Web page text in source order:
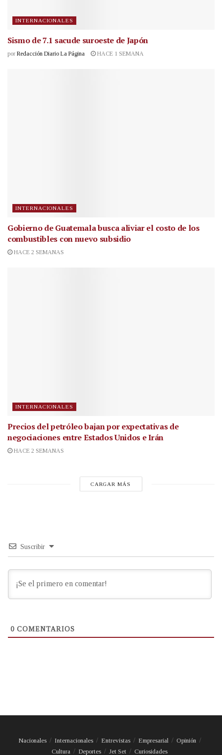
INTERNACIONALES
Sismo de 7.1 sacude suroeste de Japón
por Redacción Diario La Página HACE 1 SEMANA
INTERNACIONALES
Gobierno de Guatemala busca aliviar el costo de los
combustibles con nuevo subsidio
HACE 2 SEMANAS
INTERNACIONALES
Precios del petróleo bajan por expectativas de
negociaciones entre Estados Unidos e Irán
HACE 2 SEMANAS
CARGAR MÁS
Suscribir
0 COMENTARIOS
Nacionales Internacionales Entrevistas Empresarial
Opinión
Cultura
Deportes Jet Set Curiosidades